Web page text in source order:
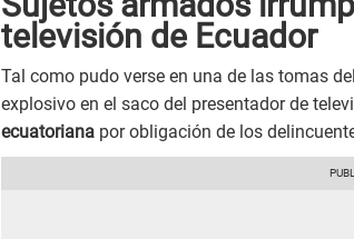
televisión de Ecuador
Tal como pudo verse en una de las tomas
explosivo en el saco del presentador de
ecuatoriana por obligación de los